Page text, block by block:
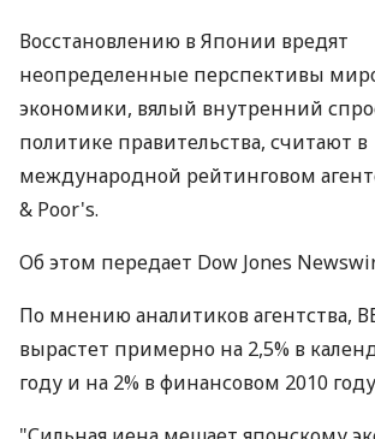
Восстановлению в Японии вредят
неопределенные перспективы
экономики, вялый внутренний
политике правительства, считают в
международной рейтинговом
& Poor's.
Об этом передает Dow Jones
По мнению аналитиков агентства,
вырастет примерно на 2,5% в
году и на 2% в финансовом 2010